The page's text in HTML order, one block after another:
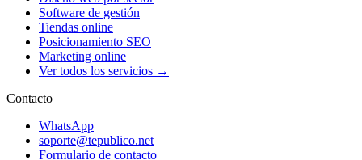
Software de gestión
Tiendas online
Posicionamiento SEO
Marketing online
Ver todos los servicios →
Contacto
WhatsApp
soporte@tepublico.net
Formulario de contacto